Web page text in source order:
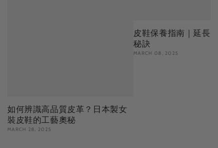
如何辨識高品質皮革？日本製女
裝皮鞋的工藝奧秘
MARCH 28, 2025
皮鞋保養指南｜延長
秘訣
MARCH 08, 2025